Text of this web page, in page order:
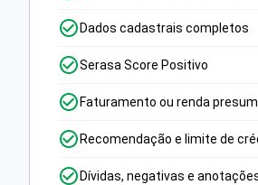
Dados cadastrais completos
Serasa Score Positivo
Faturamento ou renda
Recomendação e limite de
Dívidas, negativas e